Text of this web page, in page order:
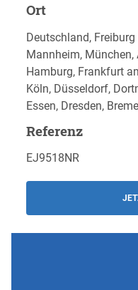
Ort
Deutschland,
Mannheim, München,
Hamburg, Frankfurt
Köln, Düsseldorf,
Essen, Dresden,
Referenz
EJ9518NR